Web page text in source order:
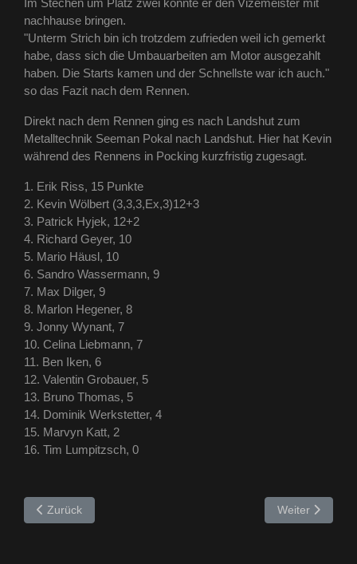
nachhause bringen.
"Unterm Strich bin ich trotzdem zufrieden weil ich gemerkt
habe, dass sich die Umbauarbeiten am Motor ausgezahlt
haben. Die Starts kamen und der Schnellste war ich auch."
so das Fazit nach dem Rennen.
Direkt nach dem Rennen ging es nach Landshut zum
Metalltechnik Seeman Pokal nach Landshut. Hier hat Kevin
während des Rennens in Pocking kurzfristig zugesagt.
1. Erik Riss, 15 Punkte
2. Kevin Wölbert (3,3,3,Ex,3)12+3
3. Patrick Hyjek, 12+2
4. Richard Geyer, 10
5. Mario Häusl, 10
6. Sandro Wassermann, 9
7. Max Dilger, 9
8. Marlon Hegener, 8
9. Jonny Wynant, 7
10. Celina Liebmann, 7
11. Ben Iken, 6
12. Valentin Grobauer, 5
13. Bruno Thomas, 5
14. Dominik Werkstetter, 4
15. Marvyn Katt, 2
16. Tim Lumpitzsch, 0
Vorheriger Beitrag: 2025 – Trans MF Landshut Devils
Zurück Nächster
Weiter